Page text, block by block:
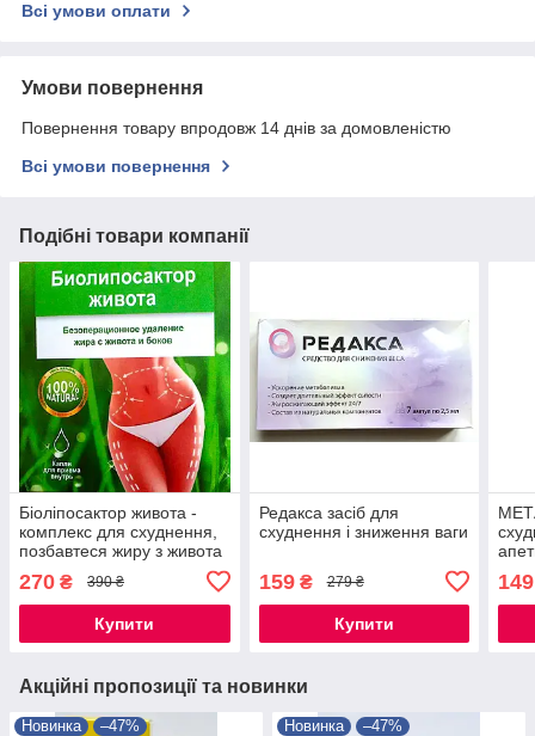
Всі умови оплати
Умови повернення
Повернення товару впродовж 14 днів за домовленістю
Всі умови повернення
Подібні товари компанії
Біоліпосактор живота -
комплекс для схуднення,
позбавтеся жиру з живота
270 ₴ 390 ₴
Купити
Редакса засіб для
схуднення і зниження ваги
159₴ 279 ₴
Купити
149
Акційні пропозиції та новинки
Новинка –47% Новинка –47%